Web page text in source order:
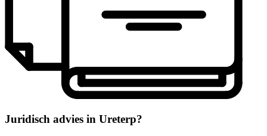
Juridisch advies in Ureterp?